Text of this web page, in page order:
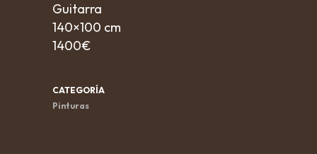
Guitarra
140×100 cm
1400€
CATEGORÍA
Pinturas